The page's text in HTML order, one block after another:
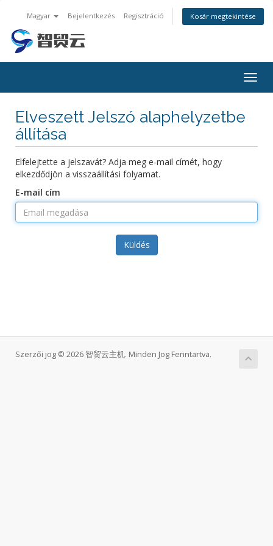
Magyar Bejelentkezés Regisztráció Kosár megtekintése
Elveszett Jelszó alaphelyzetbe
állítása
Elfelejtette a jelszavát? Adja meg e-mail címét, hogy
elkezdődjön a visszaállítási folyamat.
E-mail cím
Küldés
Szerzői jog © 2026 智贸云主机. Minden Jog Fenntartva.